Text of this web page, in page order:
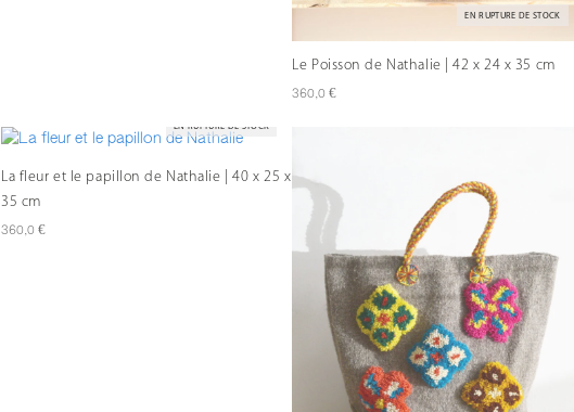
EN RUPTURE DE STOCK
Le Poisson de Nathalie | 42 x 24 x 35 cm
360,0€
EN RUPTURE DE STOCK
La fleur et le papillon de Nathalie | 40 x 25 x
35 cm
360,0 €